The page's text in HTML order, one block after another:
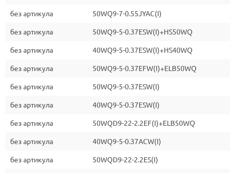
без артикула 50WQ9-7-0.55JYAC(I)
без артикула 50WQ9-5-0.37ESW(I)+HS50WQ
без артикула 40WQ9-5-0.37ESW(I)+HS40WQ
без артикула 50WQ9-5-0.37EFW(I)+ELB50WQ
без артикула 50WQ9-5-0.37ESW(I)
без артикула 40WQ9-5-0.37ESW(I)
без артикула 50WQD9-22-2.2EF(I)+ELB50WQ
без артикула 40WQ9-5-0.37ACW(I)
без артикула 50WQD9-22-2.2ES(I)